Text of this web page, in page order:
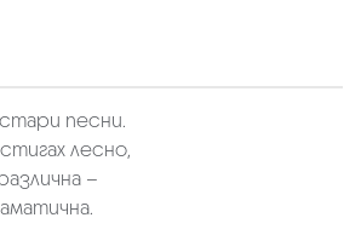
песни.
лесно,
–